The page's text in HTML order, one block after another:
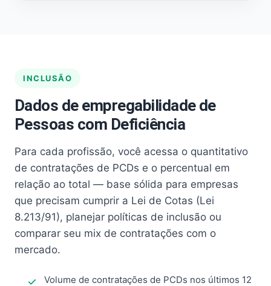
INCLUSÃO
Dados de empregabilidade de
Pessoas com Deficiência
Para cada profissão, você acessa o quantitativo
de contratações de PCDs e o percentual em
relação ao total — base sólida para empresas
que precisam cumprir a Lei de Cotas (Lei
8.213/91), planejar políticas de inclusão ou
comparar seu mix de contratações com o
mercado.
Volume de contratações de PCDs nos últimos 12